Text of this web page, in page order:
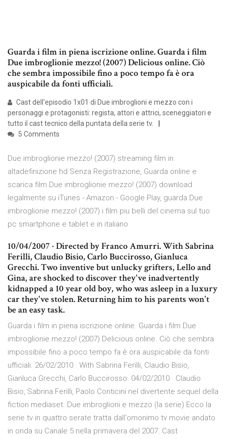
Guarda i film in piena iscrizione online. Guarda i film
Due imbroglionie mezzo! (2007) Delicious online. Ciò
che sembra impossibile fino a poco tempo fa è ora
auspicabile da fonti ufficiali.
Cast dell'episodio 1x01 di Due imbroglioni e mezzo con i
personaggi e protagonisti: regista, attori e attrici, sceneggiatori e
tutto il cast tecnico della puntata della serie tv.
5 Comments
Due imbroglionie mezzo! (2007) streaming film in
altadefinizione hd Senza Registrazione, Guarda online e
scarica film Due imbroglionie mezzo! (2007) download
legalmente su iTunes - Amazon - Google Play, guarda Due
imbroglionie mezzo! (2007) i film piu belli del cinema sul tuo
pc smartphone e tablet e in italiano
10/04/2007 · Directed by Franco Amurri. With Sabrina
Ferilli, Claudio Bisio, Carlo Buccirosso, Gianluca
Grecchi. Two inventive but unlucky grifters, Lello and
Gina, are shocked to discover they've inadvertently
kidnapped a 10 year old boy, who was asleep in a luxury
car they've stolen. Returning him to his parents won't
be an easy task.
Guarda i film in piena iscrizione online. Guarda i film Due
imbroglionie mezzo! (2007) Delicious online. Ciò che sembra
impossibile fino a poco tempo fa è ora auspicabile da fonti
ufficiali. 26/02/2010 · With Sabrina Ferilli, Claudio Bisio,
Gianluca Grecchi, Carlo Buccirosso. 04/02/2010 · Claudio
Bisio, Sabrina Ferilli, Paolo Conticini nel divertente sequel della
fiction mediaset. Due imbroglioni e mezzo (la serie) Ecco la
serie tv in quattro serate tratta dall'omonimo tv movie andato
in onda su Canale 5 nella primavera del 2007. Cast